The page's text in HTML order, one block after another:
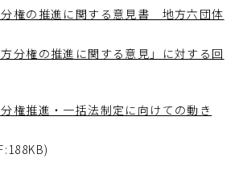
権の推進に関する意見書 地方六団体
分権の推進に関する意見」に対する回
権推進・一括法制定に向けての動き